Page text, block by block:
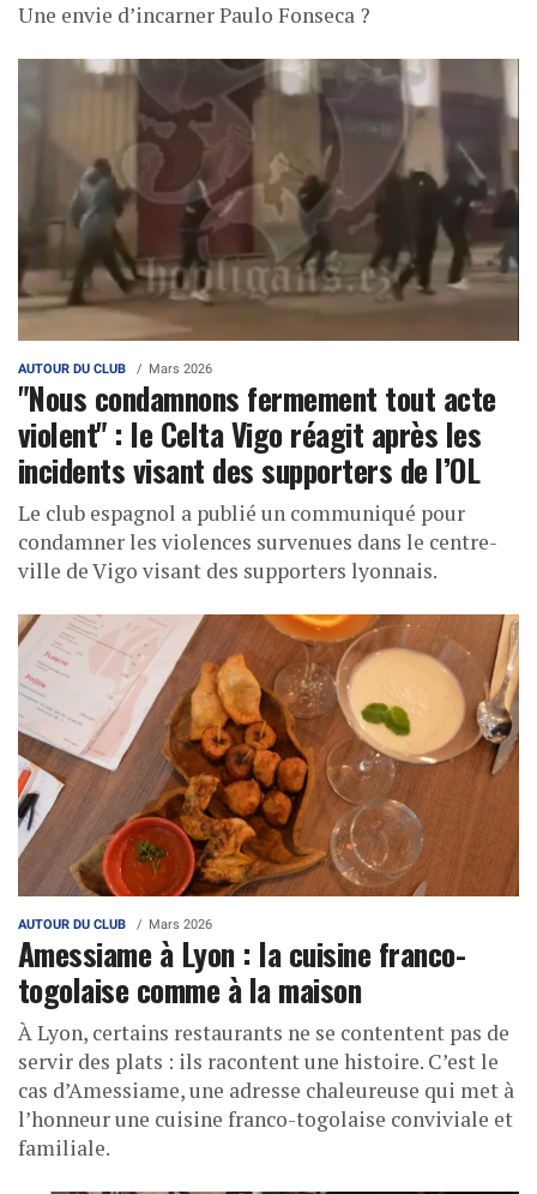
Une envie d’incarner Paulo Fonseca ?
AUTOUR DU CLUB Mars 2026
"Nous condamnons fermement tout acte
violent" : le Celta Vigo réagit après les
incidents visant des supporters de l’OL
Le club espagnol a publié un communiqué pour
condamner les violences survenues dans le centre-
ville de Vigo visant des supporters lyonnais.
AUTOUR DU CLUB Mars 2026
Amessiame à Lyon : la cuisine franco-
togolaise comme à la maison
À Lyon, certains restaurants ne se contentent pas de
servir des plats : ils racontent une histoire. C’est le
cas d’Amessiame, une adresse chaleureuse qui met à
l’honneur une cuisine franco-togolaise conviviale et
familiale.